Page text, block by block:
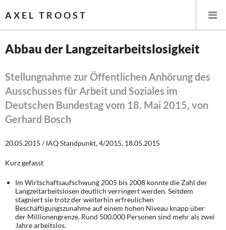
AXEL TROOST
Themen
Leitlinien linker Wirtschafts- und Finanzpolitik
Wirtschaftspolitik
Steuer- und Finanzpolitik
Öffentliche Infrastruktur und Daseinsvorsorge
Eurokrise und Griechenland
Abbau der Langzeitarbeitslosigkeit
Stellungnahme zur Öffentlichen Anhörung des
Ausschusses für Arbeit und Soziales im
Deutschen Bundestag vom 18. Mai 2015, von
Gerhard Bosch
20.05.2015 / IAQ Standpunkt, 4/2015, 18.05.2015
Kurz gefasst
Im Wirtschaftsaufschwung 2005 bis 2008 konnte die Zahl der
Langzeitarbeitslosen deutlich verringert werden. Seitdem
stagniert sie trotz der weiterhin erfreulichen
Beschäftigungszunahme auf einem hohen Niveau knapp über
der Millionengrenze. Rund 500.000 Personen sind mehr als zwei
Jahre arbeitslos.